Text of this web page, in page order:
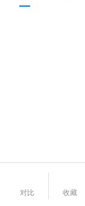
对比 收藏